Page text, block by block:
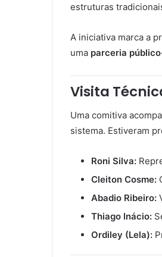
estruturas
A iniciativa marca a
uma parceria
Visita
Uma comitiva
sistema. Estiveram
Roni Silva:
Cleiton Cosme:
Abadio Ribeiro:
Thiago Inácio:
Ordiley (Lela):